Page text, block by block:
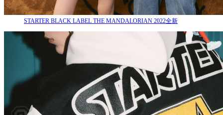
STARTER BLACK LABEL THE MANDALORIAN 2022全新